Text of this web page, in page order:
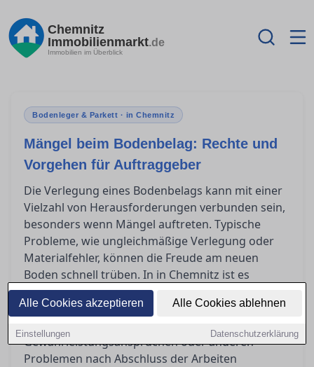
Alle Cookies akzeptieren Alle Cookies ablehnen
Einstellungen Datenschutzerklärung
Chemnitz
Immobilienmarkt.de
Immobilien im Überblick
Bodenleger & Parkett · in Chemnitz
Mängel beim Bodenbelag: Rechte und
Vorgehen für Auftraggeber
Die Verlegung eines Bodenbelags kann mit einer
Vielzahl von Herausforderungen verbunden sein,
besonders wenn Mängel auftreten. Typische
Probleme, wie ungleichmäßige Verlegung oder
Materialfehler, können die Freude am neuen
Boden schnell trüben. In in Chemnitz ist es
wichtig, die eigenen Rechte als Auftraggeber zu
kennen und zu wissen, welche Schritte bei der
Gewährleistungsansprüchen oder anderen
Problemen nach Abschluss der Arbeiten